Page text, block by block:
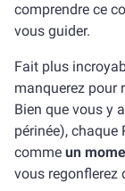
comprendre ce
vous guider.
Fait plus
manquerez pour
Bien que vous y
périnée), chaque
comme un
vous regonflerez